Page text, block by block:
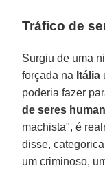
Tráfico de
Surgiu de uma
forçada na Itália
poderia fazer
de seres
machista", é
disse,
um criminoso,